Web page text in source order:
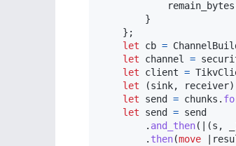
            remain_bytes
}
} ;
let cb =
let channel =
let client =
let
(sink, receiver)
let send = chunks .
let send = send
. and_then( (s ,
. then(move